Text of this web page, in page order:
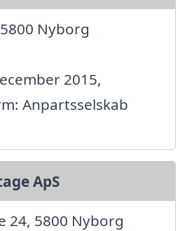
Nyborg
2015,
Anpartsselskab
ApS
24, 5800 Nyborg